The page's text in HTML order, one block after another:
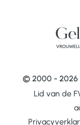
© 2000 - 2026
Lid van de